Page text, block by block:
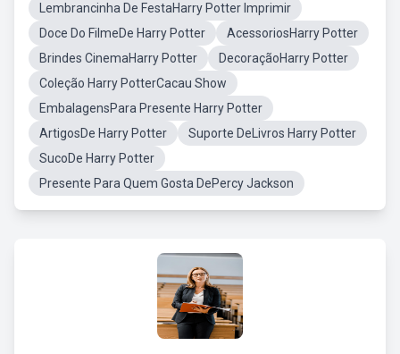
Lembrancinha De FestaHarry Potter Imprimir
Doce Do FilmeDe Harry Potter
AcessoriosHarry Potter
Brindes CinemaHarry Potter
DecoraçãoHarry Potter
Coleção Harry PotterCacau Show
EmbalagensPara Presente Harry Potter
ArtigosDe Harry Potter
Suporte DeLivros Harry Potter
SucoDe Harry Potter
Presente Para Quem Gosta DePercy Jackson